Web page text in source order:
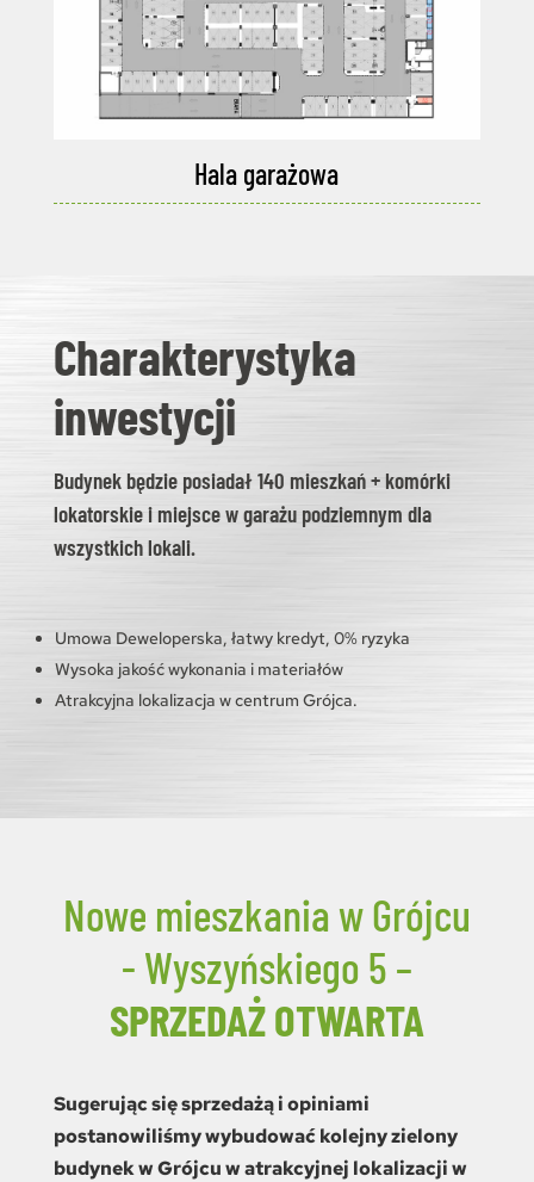
Hala garażowa
Charakterystyka
inwestycji
Budynek będzie posiadał 140 mieszkań + komórki
lokatorskie i miejsce w garażu podziemnym dla
wszystkich lokali.
Umowa Deweloperska, łatwy kredyt, 0% ryzyka
Wysoka jakość wykonania i materiałów
Atrakcyjna lokalizacja w centrum Grójca.
Nowe mieszkania w Grójcu
- Wyszyńskiego 5 –
SPRZEDAŻ OTWARTA
Sugerując się sprzedażą i opiniami
postanowiliśmy wybudować kolejny zielony
budynek w Grójcu w atrakcyjnej lokalizacji w